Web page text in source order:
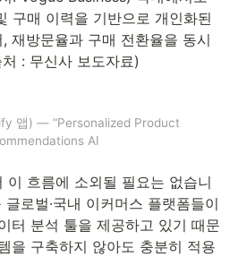
구매 이력을 기반으로 개인화된
재방문율과 구매 전환율을 동시
: 무신사 보도자료)
앱) — “Personalized Product
AI
이 흐름에 소외될 필요는 없습니
로벌·국내 이커머스 플랫폼들이
터 분석 툴을 제공하고 있기 때문
을 구축하지 않아도 충분히 적용